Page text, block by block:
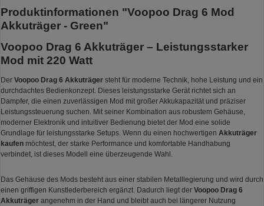
Produktinformationen "Voopoo Drag 6 Mod
Akkuträger - Green"
Voopoo Drag 6 Akkuträger – Leistungsstarker
Mod mit 220 Watt
Der Voopoo Drag 6 Akkuträger steht für moderne Technik, hohe Leistung und ein
durchdachtes Bedienkonzept. Dieses leistungsstarke Gerät richtet sich an
Dampfer, die einen zuverlässigen Mod mit großer Akkukapazität und präziser
Leistungssteuerung suchen. Mit seiner Kombination aus robustem Gehäuse,
moderner Elektronik und intuitiver Bedienung bietet der Mod eine solide
Grundlage für leistungsstarke Setups. Wenn du einen hochwertigen Akkuträger
kaufen möchtest, der starke Performance und komfortable Handhabung
verbindet, ist dieses Modell eine überzeugende Wahl.
Das Gehäuse des Mods besteht aus einer stabilen Metalllegierung und wird durch
einen griffigen Kunstlederbereich ergänzt. Dadurch liegt der Voopoo Drag 6
Akkuträger angenehm in der Hand und bleibt auch bei längerer Nutzung